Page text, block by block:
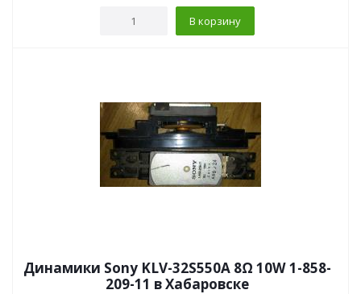
В корзину
Динамики Sony KLV-32S550A 8Ω 10W 1-858-
209-11 в Хабаровске